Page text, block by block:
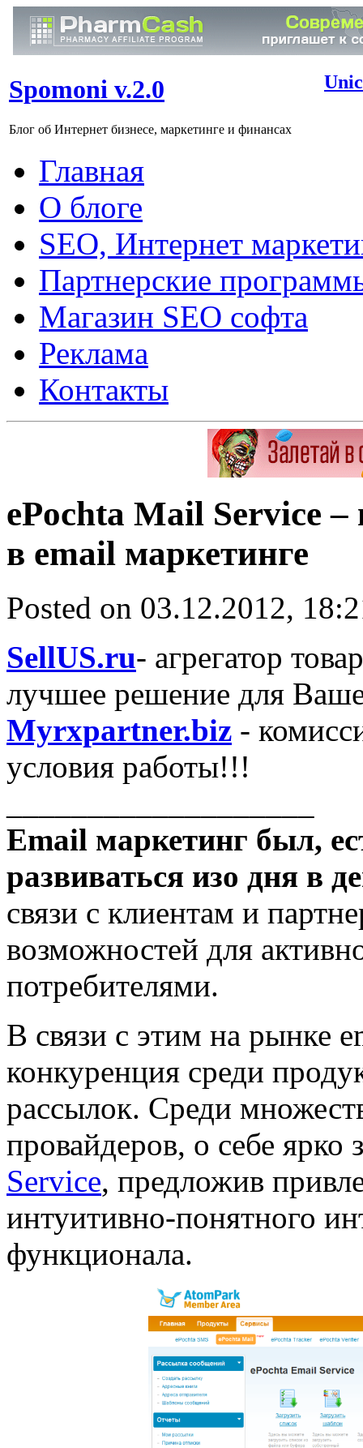
Spomoni v.2.0
Блог об Интернет бизнесе, маркетинге и финансах
Главная
О блоге
SEO, Интернет
Партнерские
Магазин SEO софта
Реклама
Контакты
ePochta Mail Service
в email маркетинге
Posted on 03.12.2012,
SellUS.ru- агрегатор
лучшее решение для
Myrxpartner.biz -
условия работы!!!
Email маркетинг был,
развиваться изо дня в
связи с клиентам и
возможностей для
потребителями.
В связи с этим на рынке
конкуренция среди
рассылок. Среди
провайдеров, о себе
Service, предложив
интуитивно-понятного
функционала.